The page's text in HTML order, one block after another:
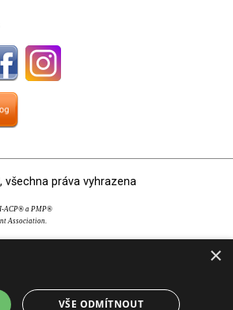
všechna práva vyhrazena
ACP® a PMP®
Association.
×
VŠE ODMÍTNOUT